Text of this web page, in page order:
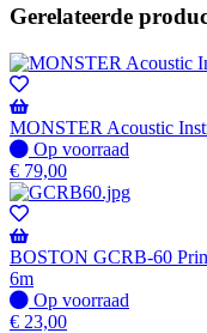
Gerelateerde
MONSTER Acoustic
Op
voorraad
Op voorraad
€ 79,00
BOSTON GCRB-60
6m
Op
voorraad
Op voorraad
€ 23,00